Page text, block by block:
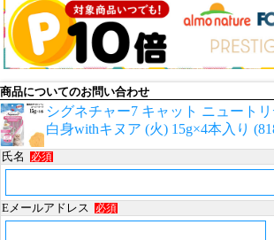
商品についてのお問い合わせ
シグネチャー7 キャット ニュート
白身withキヌア (火) 15g×4本入り
氏名 必須
Eメールアドレス 必須